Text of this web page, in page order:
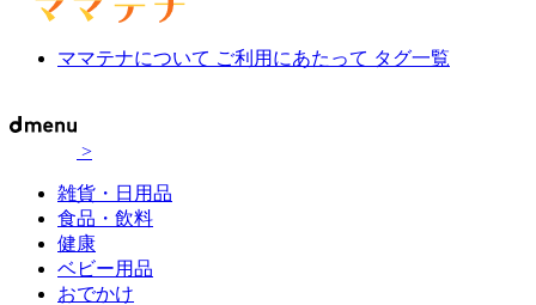
ママテナについて ご利用にあたって タグ一覧
>
雑貨・日用品
食品・飲料
健康
ベビー用品
おでかけ